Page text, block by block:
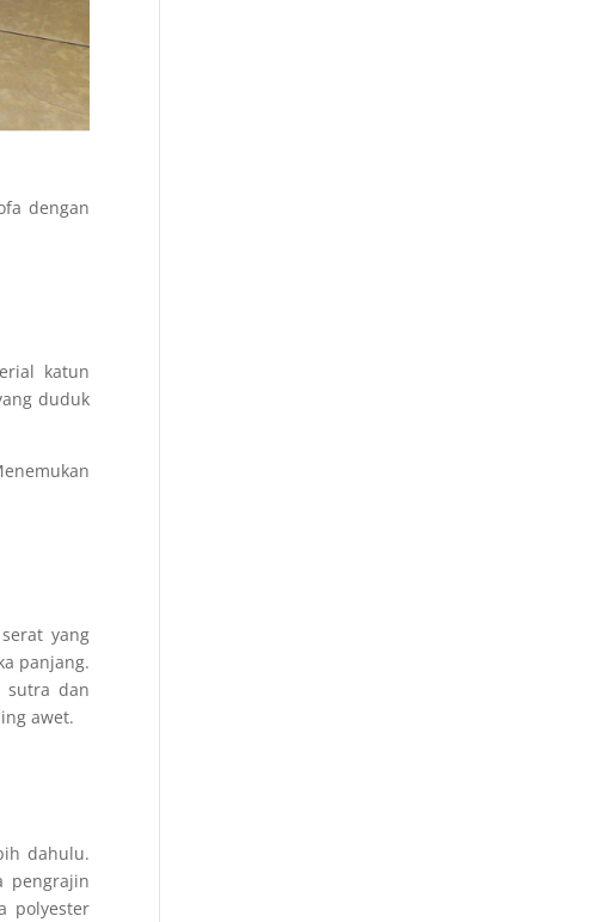
dengan
katun
duduk
yang
panjang.
sutra dan
awet.
dahulu.
pengrajin
polyester